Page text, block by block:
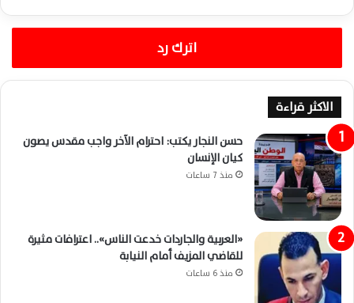
اترك رد
الاكثر قراءة
حسن النجار يكتب: احترام الآخر واجب مقدس يصون
كيان الإنسان
منذ 7 ساعات
«العربية والجاردات خدعت الناس».. اعترافات مثيرة
للقاضي المزيف أمام النيابة
منذ 6 ساعات